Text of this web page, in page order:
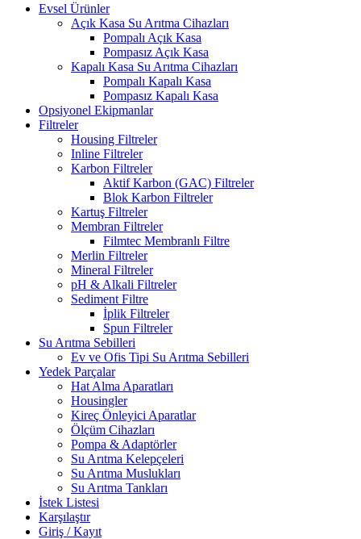
Evsel Ürünler
Açık Kasa Su Arıtma Cihazları
Pompalı Açık Kasa
Pompasız Açık Kasa
Kapalı Kasa Su Arıtma Cihazları
Pompalı Kapalı Kasa
Pompasız Kapalı Kasa
Opsiyonel Ekipmanlar
Filtreler
Housing Filtreler
Inline Filtreler
Karbon Filtreler
Aktif Karbon (GAC) Filtreler
Blok Karbon Filtreler
Kartuş Filtreler
Membran Filtreler
Filmtec Membranlı Filtre
Merlin Filtreler
Mineral Filtreler
pH & Alkali Filtreler
Sediment Filtre
İplik Filtreler
Spun Filtreler
Su Arıtma Sebilleri
Ev ve Ofis Tipi Su Arıtma Sebilleri
Yedek Parçalar
Hat Alma Aparatları
Housingler
Kireç Önleyici Aparatlar
Ölçüm Cihazları
Pompa & Adaptörler
Su Arıtma Kelepçeleri
Su Arıtma Muslukları
Su Arıtma Tankları
İstek Listesi
Karşılaştır
Giriş / Kayıt